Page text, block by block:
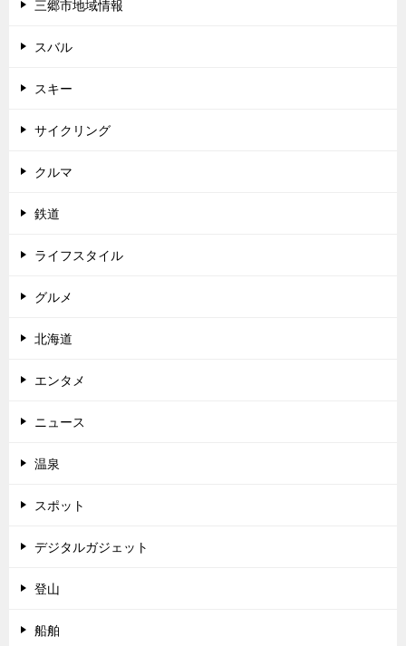
三郷市地域情報
スバル
スキー
サイクリング
クルマ
鉄道
ライフスタイル
グルメ
北海道
エンタメ
ニュース
温泉
スポット
デジタルガジェット
登山
船舶